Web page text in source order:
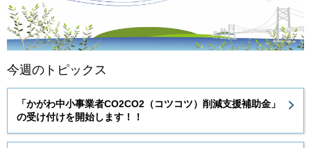
今週のトピックス
「かがわ中小事業者CO2CO2（コツコツ）削減支援補助金」
の受け付けを開始します！！